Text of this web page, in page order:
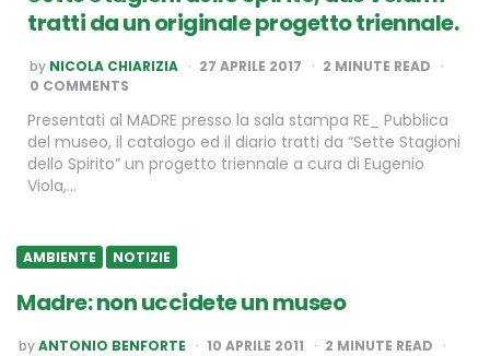
tratti da un originale progetto triennale.
POSTED
BY
by NICOLA CHIARIZIA 27 APRILE 2017 2 MINUTE READ
0 COMMENTS
Presentati al MADRE presso la sala stampa RE_ Pubblica
del museo, il catalogo ed il diario tratti da “Sette Stagioni
dello Spirito” un progetto triennale a cura di Eugenio
Viola,…
AMBIENTE NOTIZIE
Madre: non uccidete un museo
POSTED
byANTONIO BENFORTE 10 APRILE 2011 2 MINUTE READ